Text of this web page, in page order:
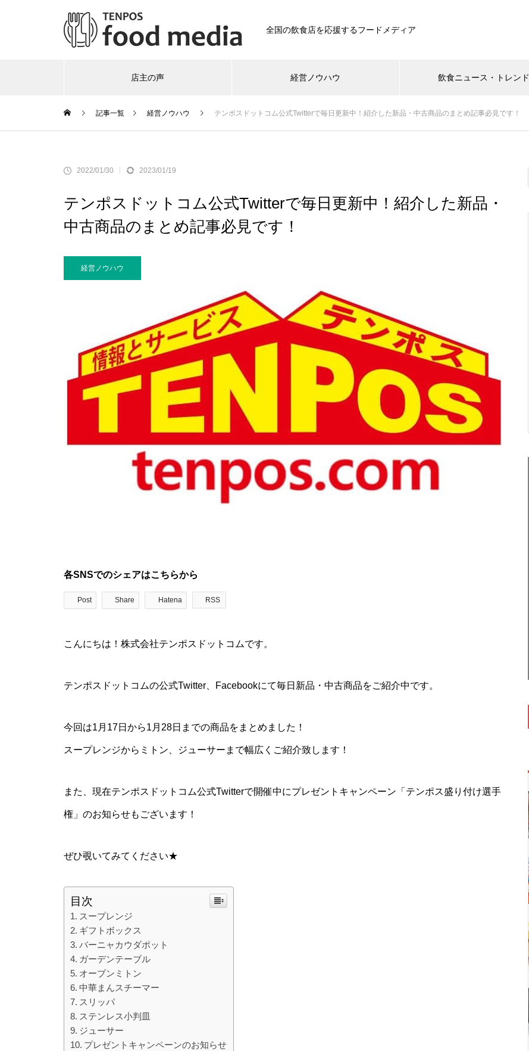
全国の飲食店を応援するフードメディア
店主の声 経営ノウハウ 飲食ニュース・トレンド
記事一覧 経営ノウハウ テンポスドットコム公式Twitterで毎日更新中！紹介した新品・中古商品のまとめ記事必見です！
2022/01/30 2023/01/19
テンポスドットコム公式Twitterで毎日更新中！紹介した新品・
中古商品のまとめ記事必見です！
経営ノウハウ
各SNSでのシェアはこちらから
Post Share Hatena RSS
こんにちは！株式会社テンポスドットコムです。
テンポスドットコムの公式Twitter、Facebookにて毎日新品・中古商品をご紹介中です。
今回は1月17日から1月28日までの商品をまとめました！
スープレンジからミトン、ジューサーまで幅広くご紹介致します！
また、現在テンポスドットコム公式Twitterで開催中にプレゼントキャンペーン「テンポス盛り付け選手
権」のお知らせもございます！
ぜひ覗いてみてください★
目次
スープレンジ
ギフトボックス
バーニャカウダポット
ガーデンテーブル
オーブンミトン
中華まんスチーマー
スリッパ
ステンレス小判皿
ジューサー
プレゼントキャンペーンのお知らせ